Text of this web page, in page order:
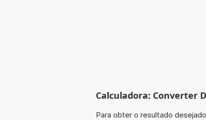
Calculadora: Converter
Para obter o resultado